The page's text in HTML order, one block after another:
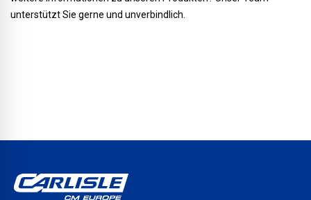
unterstützt Sie gerne und unverbindlich.